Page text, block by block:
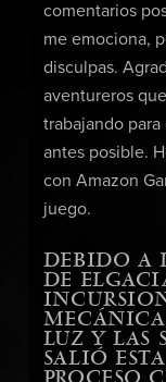
comentarios
me emociona,
disculpas.
aventureros
trabajando
antes posible.
con Amazon
juego.
DEBIDO A
DE
LUZ Y LAS
SALIÓ